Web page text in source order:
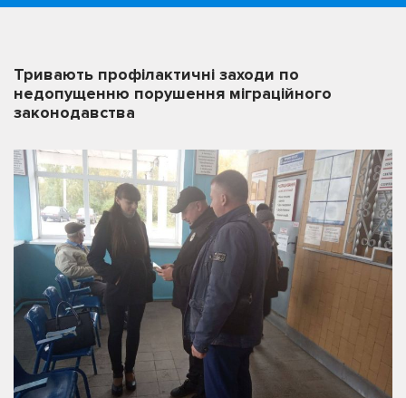
Тривають профілактичні заходи по
недопущенню порушення міграційного
законодавства